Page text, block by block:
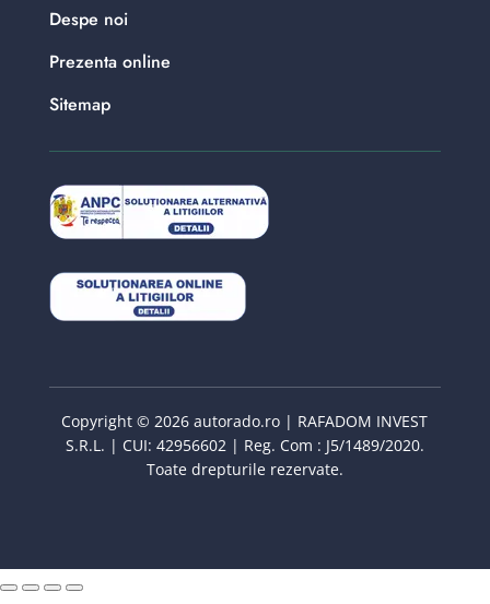
Despe noi
Prezenta online
Sitemap
Copyright © 2026 autorado.ro | RAFADOM INVEST
S.R.L. | CUI: 42956602 | Reg. Com : J5/1489/2020.
Toate drepturile rezervate.